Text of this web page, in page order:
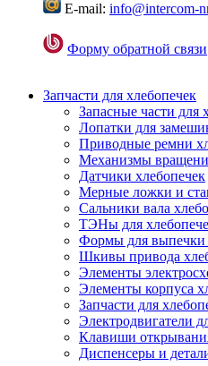
E-mail: info@intercom-
Форму обратной связи
Запчасти для хлебопечек
Запасные части для
Лопатки для
Приводные ремни
Механизмы
Датчики хлебопечек
Мерные ложки и
Сальники вала
ТЭНы для
Формы для выпечки
Шкивы привода
Элементы
Элементы корпуса
Запчасти для
Электродвигатели
Клавиши
Диспенсеры и